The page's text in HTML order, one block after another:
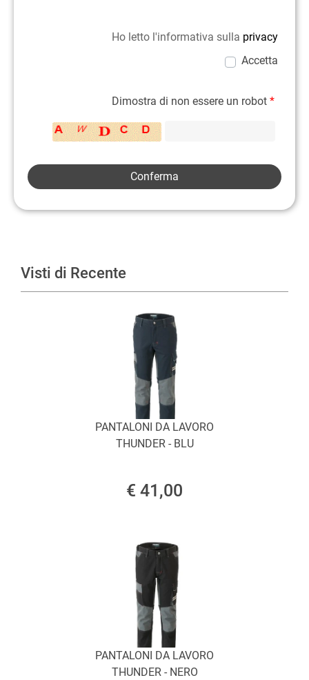
Ho letto l'informativa sulla privacy
Accetta
Dimostra di non essere un robot *
Visti di Recente
PANTALONI DA LAVORO
THUNDER - BLU
€ 41,00
PANTALONI DA LAVORO
THUNDER - NERO